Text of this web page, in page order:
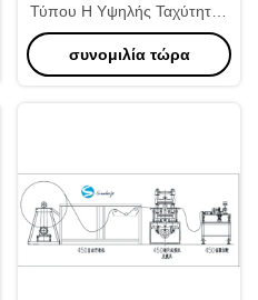
Τύπου H Υψηλής Ταχύτητας
130mm Ελάχιστη Διαδρομή
συνομιλία τώρα